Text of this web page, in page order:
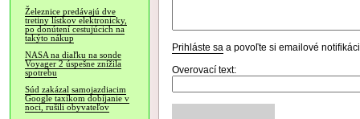
Železnice predávajú dve
tretiny lístkov elektronicky,
po donútení cestujúcich na
takýto nákup
NASA na diaľku na sonde
Voyager 2 úspešne znížila
spotrebu
Súd zakázal samojazdiacim
Google taxíkom dobíjanie v
noci, rušili obyvateľov
Prihláste sa a povoľte si emailové
Overovací text: